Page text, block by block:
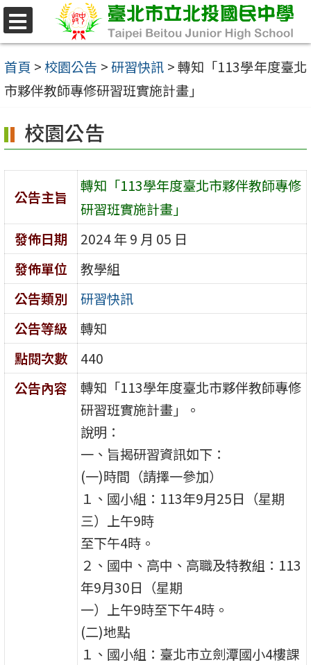
跳
至
主
要
容
區
首頁 >校園公告 >研習快訊 >轉知「113學年度臺北
市夥伴教師專修研習班實施計畫」
校園公告
公告主旨
轉知「113學年度臺北市夥伴教師專修
研習班實施計畫」
發佈日期
2024 年 9 月 05 日
發佈單位
教學組
公告類別
研習快訊
公告等級
轉知
點閱次數
440
公告內容
轉知「113學年度臺北市夥伴教師專修
研習班實施計畫」。
說明：
一、旨揭研習資訊如下：
(一)時間（請擇一參加）
１、國小組：113年9月25日（星期
三）上午9時
至下午4時。
２、國中、高中、高職及特教組：113
年9月30日（星期
一）上午9時至下午4時。
(二)地點
１、國小組：臺北市立劍潭國小4樓課
選
單